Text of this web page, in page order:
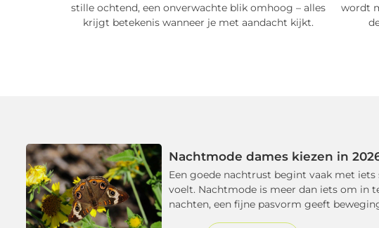
stille ochtend, een onverwachte blik omhoog – alles
krijgt betekenis wanneer je met aandacht kijkt.
wordt
Nachtmode dames kiezen in
Een goede nachtrust begint vaak met
voelt. Nachtmode is meer dan iets om in
nachten, een fijne pasvorm geeft